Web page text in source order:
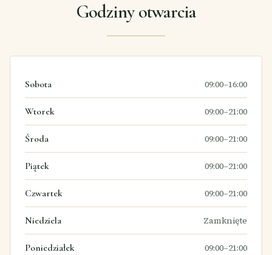
Godziny otwarcia
Sobota 09:00–16:00
Wtorek 09:00–21:00
Środa 09:00–21:00
Piątek 09:00–21:00
Czwartek 09:00–21:00
Niedziela Zamknięte
Poniedziałek 09:00–21:00